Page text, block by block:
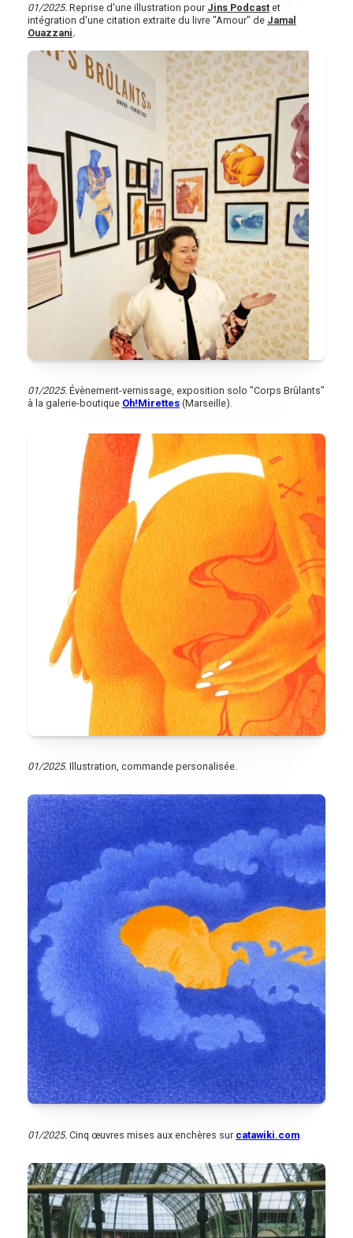
01/2025. Reprise d'une illustration pour Jins Podcast et
intégration d'une citation extraite du livre "Amour" de Jamal
Ouazzani.
01/2025. Évènement-vernissage, exposition solo "Corps Brûlants"
à la galerie-boutique Oh!Mirettes (Marseille).
01/2025. Illustration, commande personalisée.
01/2025. Cinq œuvres mises aux enchères sur catawiki.com